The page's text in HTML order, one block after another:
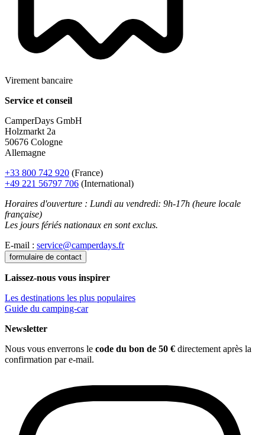
Virement bancaire
Service et conseil
CamperDays GmbH
Holzmarkt 2a
50676 Cologne
Allemagne
+33 800 742 920 (France)
+49 221 56797 706 (International)
Horaires d'ouverture : Lundi au vendredi: 9h-17h (heure locale
française)
Les jours fériés nationaux en sont exclus.
E-mail : service@camperdays.fr
formulaire de contact
Laissez-nous vous inspirer
Les destinations les plus populaires
Guide du camping-car
Newsletter
Nous vous enverrons le code du bon de 50 € directement après la
confirmation par e-mail.